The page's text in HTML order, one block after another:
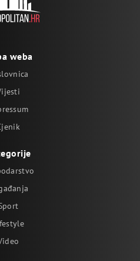
weba